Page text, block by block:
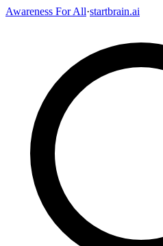
Awareness For All·startbrain.ai